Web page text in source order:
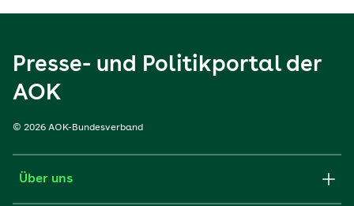
Presse- und Politikportal der
AOK
© 2026 AOK-Bundesverband
Über uns